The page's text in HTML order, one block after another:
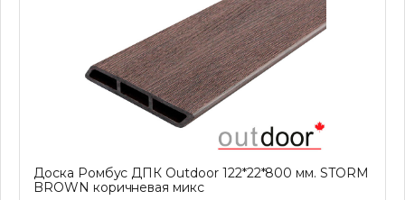
Доска Ромбус ДПК Outdoor 122*22*800 мм. STORM
BROWN коричневая микс